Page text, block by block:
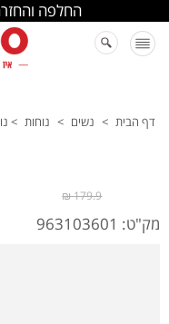
החלפה
דף הבית > נשים > נוחות >
179.9 ₪
מק"ט: 963103601